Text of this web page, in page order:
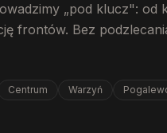
„pod klucz": od
frontów. Bez
Centrum Warzyń